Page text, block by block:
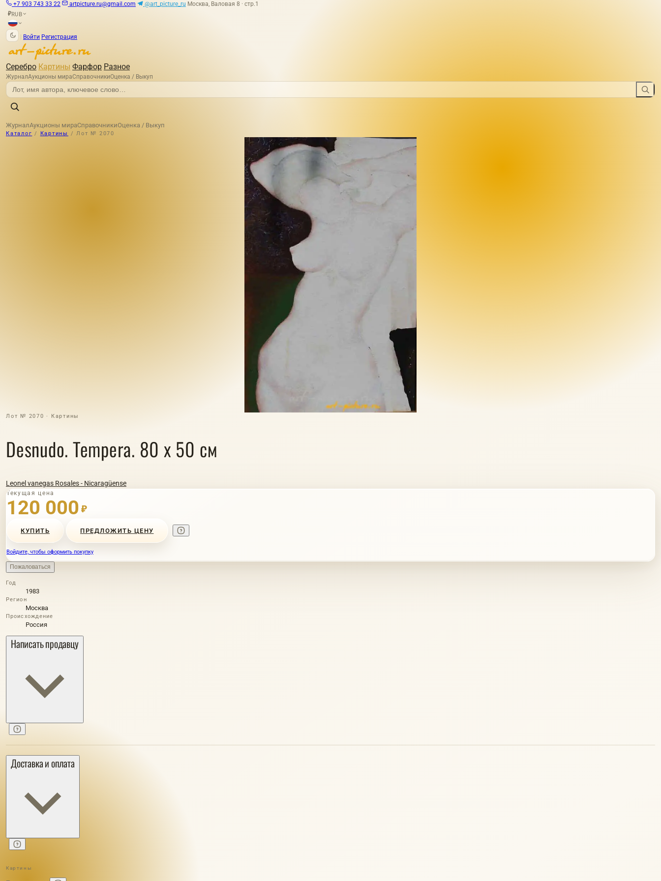
+7 903 743 33 22 artpicture.ru@gmail.com @art_picture_ru Москва, Валовая 8 · стр.1
₽RUB
Войти Регистрация
Серебро Картины Фарфор Разное
ЖурналАукционы мираСправочникиОценка / Выкуп
ЖурналАукционы мираСправочникиОценка / Выкуп
Каталог / Картины / Лот № 2070
Лот № 2070 · Картины
Desnudo. Tempera. 80 х 50 см
Leonel vanegas Rosales - Nicaragüense
Текущая цена
120 000 ₽
КУПИТЬ ПРЕДЛОЖИТЬ ЦЕНУ
Войдите, чтобы оформить покупку
Пожаловаться
Год
1983
Регион
Москва
Происхождение
Россия
Написать продавцу
Доставка и оплата
Картины